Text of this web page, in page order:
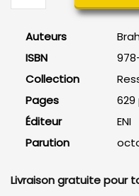
Exchange
2016Auteurs
ISBN
Collection
Pages
Éditeur
ENI
Parution
Livraison gratuite pour